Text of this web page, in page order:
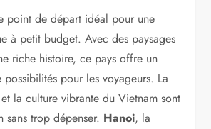
point de départ idéal pour une
à petit budget. Avec des paysages
riche histoire, ce pays offre un
pour les voyageurs. La
la culture vibrante du Vietnam sont
sans trop dépenser. Hanoi, la